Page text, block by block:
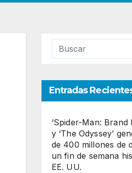
Entradas
‘Spider-Man: Brand
y ‘The Odyssey’
de 400 millones de
un fin de semana
EE. UU.